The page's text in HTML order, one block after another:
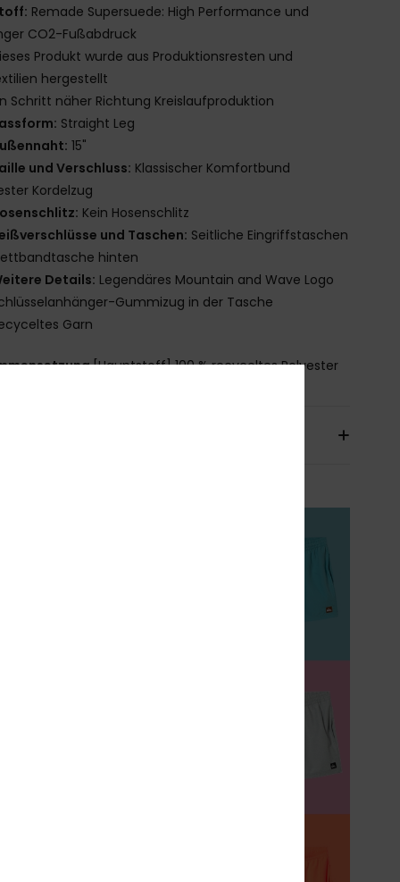
Remade Supersuede: High Performance und
CO2-Fußabdruck
Produkt wurde aus Produktionsresten und
hergestellt
Schritt näher Richtung Kreislaufproduktion
Straight Leg
15"
und Verschluss: Klassischer Komfortbund
Kordelzug
Kein Hosenschlitz
und Taschen: Seitliche Eingriffstaschen
hinten
Details: Legendäres Mountain and Wave Logo
Gummizug in der Tasche
Garn
[Hauptstoff] 100 % recyceltes Polyester